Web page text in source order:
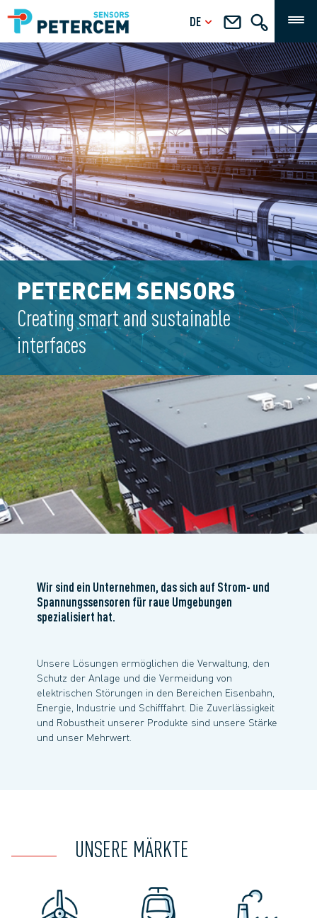
DE
PETERCEM SENSORS
Creating smart and sustainable
interfaces
Wir sind ein Unternehmen, das sich auf Strom- und
Spannungssensoren für raue Umgebungen
spezialisiert hat.
Unsere Lösungen ermöglichen die Verwaltung, den
Schutz der Anlage und die Vermeidung von
elektrischen Störungen in den Bereichen Eisenbahn,
Energie, Industrie und Schifffahrt. Die Zuverlässigkeit
und Robustheit unserer Produkte sind unsere Stärke
und unser Mehrwert.
UNSERE MÄRKTE